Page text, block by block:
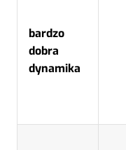
bardzo
dobra
dynamika